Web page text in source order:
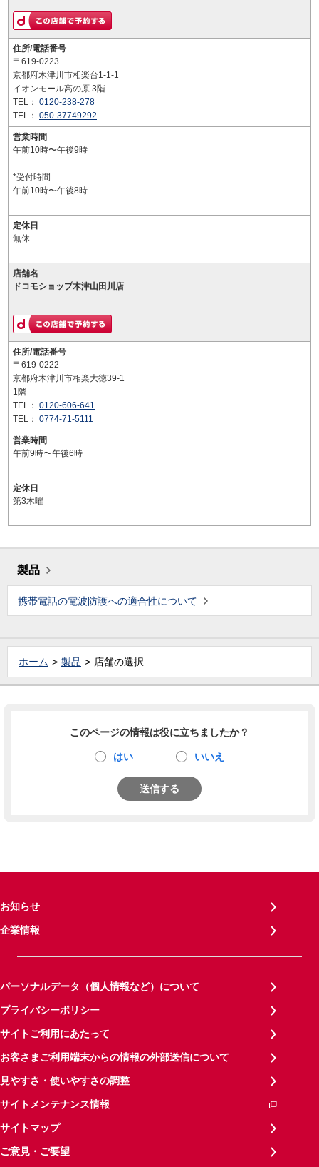
住所/電話番号
〒619-0223
京都府木津川市相楽台1-1-1
イオンモール高の原 3階
TEL： 0120-238-278
TEL： 050-37749292
営業時間
午前10時〜午後9時
*受付時間
午前10時〜午後8時
定休日
無休
店舗名
ドコモショップ木津山田川店
住所/電話番号
〒619-0222
京都府木津川市相楽大徳39-1
1階
TEL： 0120-606-641
TEL： 0774-71-5111
営業時間
午前9時〜午後6時
定休日
第3木曜
製品
携帯電話の電波防護への適合性について
ホーム 製品 店舗の選択
このページの情報は役に立ちましたか？
はい いいえ
送信する
お知らせ
企業情報
パーソナルデータ（個人情報など）について
プライバシーポリシー
サイトご利用にあたって
お客さまご利用端末からの情報の外部送信について
見やすさ・使いやすさの調整
サイトメンテナンス情報
サイトマップ
ご意見・ご要望